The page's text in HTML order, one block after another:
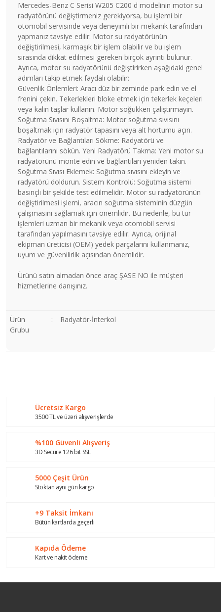
Mercedes-Benz C Serisi W205 C200 d modelinin motor su
radyatörünü değiştirmeniz gerekiyorsa, bu işlemi bir
otomobil servisinde veya deneyimli bir mekanik tarafından
yapmanız tavsiye edilir. Motor su radyatörünün
değiştirilmesi, karmaşık bir işlem olabilir ve bu işlem
sırasında dikkat edilmesi gereken birçok ayrıntı bulunur.
Ayrıca, motor su radyatörünü değiştirirken aşağıdaki genel
adımları takip etmek faydalı olabilir:
Güvenlik Önlemleri: Aracı düz bir zeminde park edin ve el
frenini çekin. Tekerlekleri bloke etmek için tekerlek keçeleri
veya kalın taşlar kullanın. Motor soğukken çalıştırmayın.
Soğutma Sıvısını Boşaltma: Motor soğutma sıvısını
boşaltmak için radyatör tapasını veya alt hortumu açın.
Radyatör ve Bağlantıları Sökme: Radyatörü ve
bağlantılarını sökün. Yeni Radyatörü Takma: Yeni motor su
radyatörünü monte edin ve bağlantıları yeniden takın.
Soğutma Sıvısı Eklemek: Soğutma sıvısını ekleyin ve
radyatörü doldurun. Sistem Kontrolü: Soğutma sistemi
basınçlı bir şekilde test edilmelidir. Motor su radyatörünün
değiştirilmesi işlemi, aracın soğutma sisteminin düzgün
çalışmasını sağlamak için önemlidir. Bu nedenle, bu tür
işlemleri uzman bir mekanik veya otomobil servisi
tarafından yapılmasını tavsiye edilir. Ayrıca, orijinal
ekipman üreticisi (OEM) yedek parçalarını kullanmanız,
uyum ve güvenilirlik açısından önemlidir.
Ürünü satın almadan önce araç ŞASE NO ile müşteri
hizmetlerine danışınız.
Ürün
Grubu
: Radyatör-İnterkol
Ürün resmi kalitesiz, bozuk veya görüntülenemiyor.
Ürün bilgilerinde hatalar bulunuyor.
Bu ürüne benzer farklı alternatifler olmalı.
Ücretsiz Kargo
3500 TL ve üzeri alışverişlerde
%100 Güvenli Alışveriş
3D Secure 126 bit SSL
5000 Çeşit Ürün
Stoktan aynı gün kargo
+9 Taksit İmkanı
Bütün kartlarda geçerli
Kapıda Ödeme
Kart ve nakit ödeme